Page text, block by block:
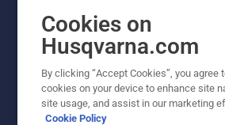
Outros sites Husqvarna
Trabalhe Conosco
Cookies on
Husqvarna.com
By clicking “Accept Cookies”, you agree
cookies on your device to enhance site
site usage, and assist in our marketing
Cookie Policy